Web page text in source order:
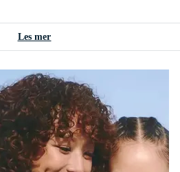
Les mer